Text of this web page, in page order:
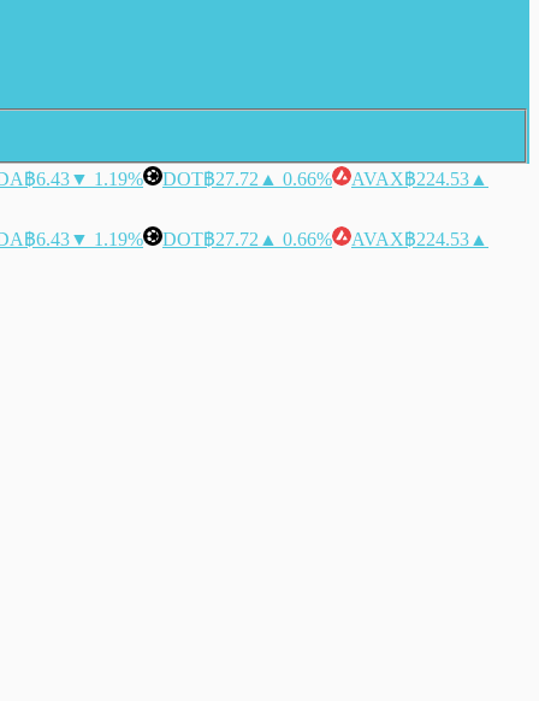
฿6.43▼ 1.19% DOT฿27.72 ▲ 0.66% AVAX฿224.53 ▲
฿6.43▼ 1.19% DOT฿27.72 ▲ 0.66% AVAX฿224.53 ▲